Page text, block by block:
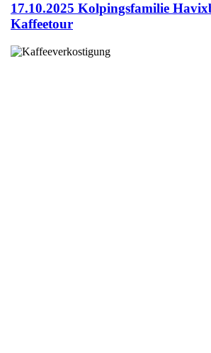
17.10.2025 Kolpingsfamilie
Kaffeetour